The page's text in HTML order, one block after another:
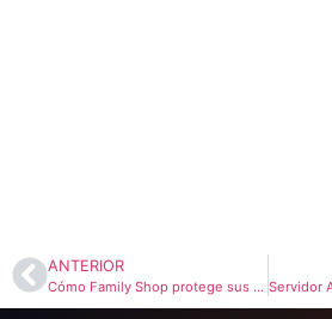
ANTERIOR
Cómo Family Shop protege sus ventas en más de 100 tiendas gracias a la Alta Disponibilidad de Tecnoinver